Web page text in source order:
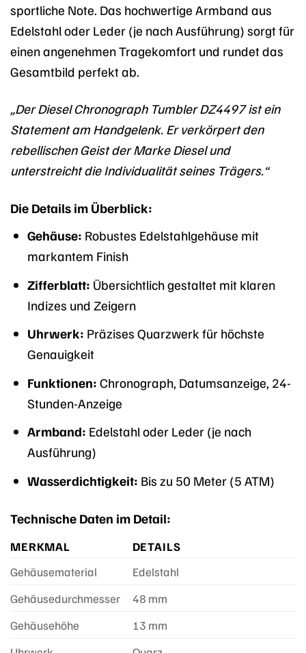
sportliche Note. Das hochwertige Armband aus
Edelstahl oder Leder (je nach Ausführung) sorgt für
einen angenehmen Tragekomfort und rundet das
Gesamtbild perfekt ab.
„Der Diesel Chronograph Tumbler DZ4497 ist ein
Statement am Handgelenk. Er verkörpert den
rebellischen Geist der Marke Diesel und
unterstreicht die Individualität seines Trägers.“
Die Details im Überblick:
Gehäuse: Robustes Edelstahlgehäuse mit
markantem Finish
Zifferblatt: Übersichtlich gestaltet mit klaren
Indizes und Zeigern
Uhrwerk: Präzises Quarzwerk für höchste
Genauigkeit
Funktionen: Chronograph, Datumsanzeige, 24-
Stunden-Anzeige
Armband: Edelstahl oder Leder (je nach
Ausführung)
Wasserdichtigkeit: Bis zu 50 Meter (5 ATM)
Technische Daten im Detail:
MERKMAL
DETAILS
Gehäusematerial
Edelstahl
Gehäusedurchmesser
48 mm
Gehäusehöhe
13 mm